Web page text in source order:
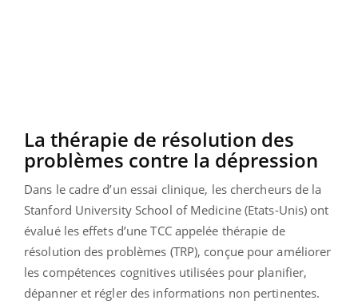
La thérapie de résolution des
problèmes contre la dépression
Dans le cadre d’un essai clinique, les chercheurs de la
Stanford University School of Medicine (Etats-Unis) ont
évalué les effets d’une TCC appelée thérapie de
résolution des problèmes (TRP), conçue pour améliorer
les compétences cognitives utilisées pour planifier,
dépanner et régler des informations non pertinentes.